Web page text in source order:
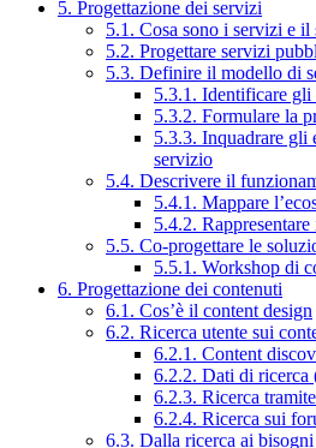
5. Progettazione dei servizi
5.1. Cosa sono i servizi e il
5.2. Progettare servizi
5.3. Definire il modello di
5.3.1. Identificare
5.3.2. Formulare la
5.3.3. Inquadrare gli
servizio
5.4. Descrivere il
5.4.1. Mappare
5.4.2.
5.5. Co-progettare le
5.5.1. Workshop di
6. Progettazione dei contenuti
6.1. Cos’è il content design
6.2. Ricerca utente sui
6.2.1. Content
6.2.2. Dati di ricerca
6.2.3. Ricerca
6.2.4. Ricerca sui
6.3. Dalla ricerca ai